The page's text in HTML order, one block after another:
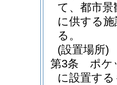
て、都市
に供する
る。
(設置場所)
第3条
ポケ
に設置す